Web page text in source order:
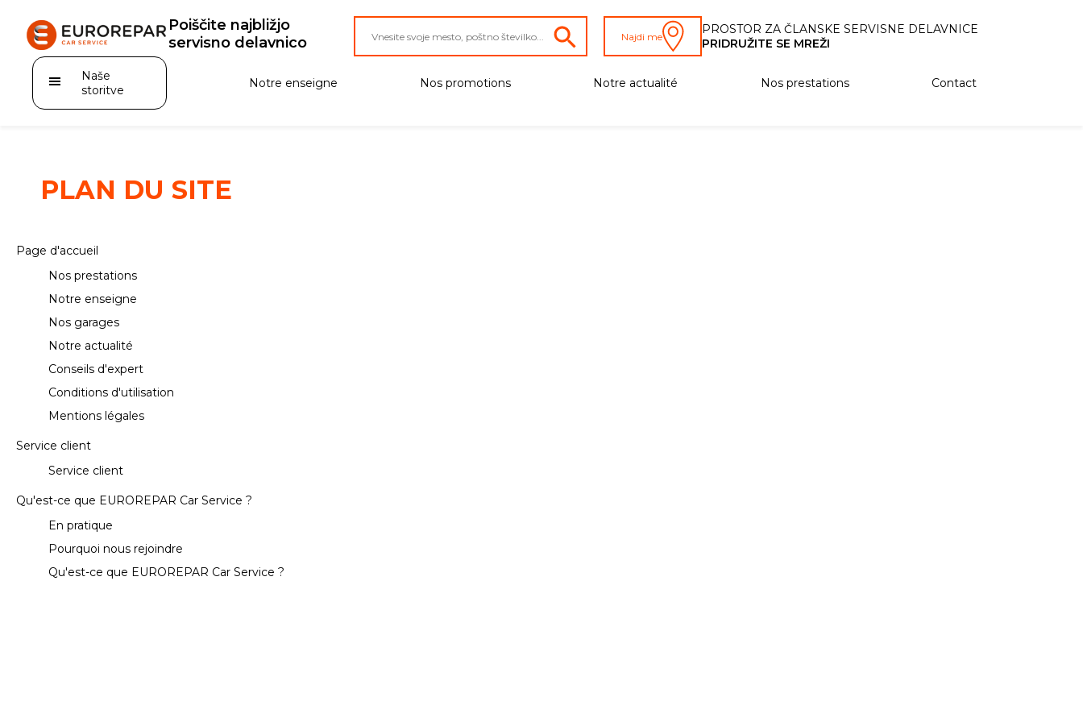
Poiščite najbližjo
servisno delavnico
Najdi me
PROSTOR ZA ČLANSKE SERVISNE DELAVNICE
PRIDRUŽITE SE MREŽI
Naše
storitve
Vidange
Pare-brise
Carrosserie
Mécanique
Pré-contrôle technique
Suspension
Kit de distribution
Réparation pièces électroniques
Visibilité
Notre enseigne Nos promotions Notre actualité Nos prestations Contact
PLAN DU SITE
Page d'accueil
Nos prestations
Notre enseigne
Nos garages
Notre actualité
Conseils d'expert
Conditions d'utilisation
Mentions légales
Service client
Service client
Qu'est-ce que EUROREPAR Car Service ?
En pratique
Pourquoi nous rejoindre
Qu'est-ce que EUROREPAR Car Service ?